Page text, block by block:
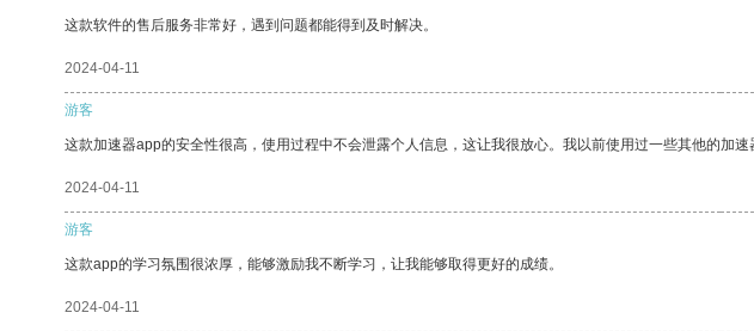
这款软件的售后服务非常好，遇到问题都能得到及时解决。
2024-04-11
游客
这款加速器app的安全性很高，使用过程中不会泄露个人信息，这让我很放心。我以前使用过一些其他的加
2024-04-11
游客
这款app的学习氛围很浓厚，能够激励我不断学习，让我能够取得更好的成绩。
2024-04-11